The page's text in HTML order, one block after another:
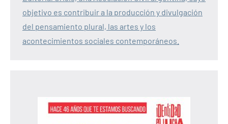
objetivo es contribuir a la producción y divulgación
del pensamiento plural, las artes y los
acontecimientos sociales contemporáneos.